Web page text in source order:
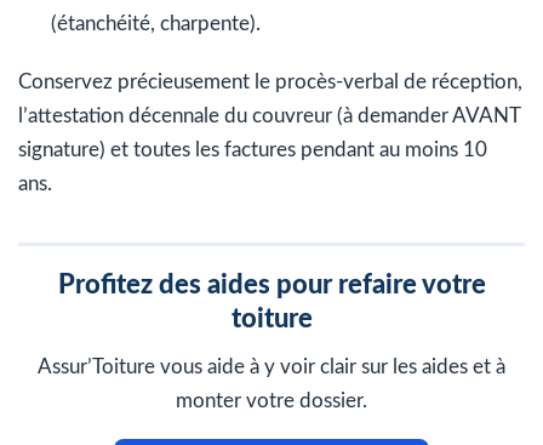
(étanchéité, charpente).
Conservez précieusement le procès-verbal de réception,
l’attestation décennale du couvreur (à demander AVANT
signature) et toutes les factures pendant au moins 10
ans.
Profitez des aides pour refaire votre
toiture
Assur’Toiture vous aide à y voir clair sur les aides et à
monter votre dossier.